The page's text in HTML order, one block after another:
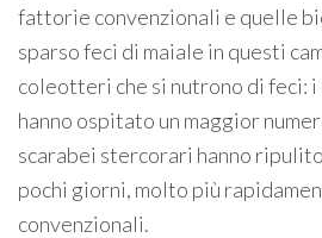
fattorie convenzionali e quelle
sparso feci di maiale in questi
coleotteri che si nutrono di feci:
hanno ospitato un maggior
scarabei stercorari hanno
pochi giorni, molto più
convenzionali.